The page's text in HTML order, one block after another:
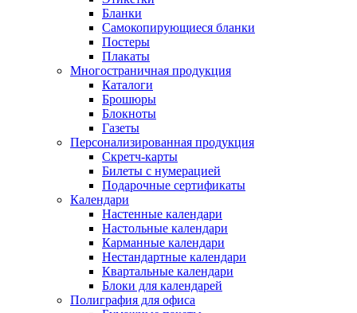
Бланки
Самокопирующиеся бланки
Постеры
Плакаты
Многостраничная продукция
Каталоги
Брошюры
Блокноты
Газеты
Персонализированная продукция
Скретч-карты
Билеты с нумерацией
Подарочные сертификаты
Календари
Настенные календари
Настольные календари
Карманные календари
Нестандартные календари
Квартальные календари
Блоки для календарей
Полиграфия для офиса